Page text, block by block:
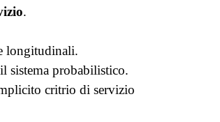
.
longitudinali.
sistema probabilistico.
critrio di servizio